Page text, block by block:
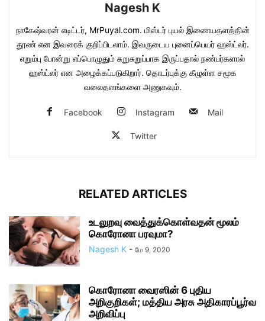
Nagesh K
நாகேஷ்வரன் எடிட்டர், MrPuyal.com. மிஸ்டர் புயல் இணையதளத்தின்
தூண் என இவரைக் குறிப்பிடலாம். இவருடைய புனைப்பெயர் ஹஸ்ட்லர்.
எறும்பு போன்று எப்பொழுதும் சுறுசுறுப்பாக இருப்பதால் நண்பர்களால்
ஹஸ்ட்லர் என அழைக்கப்படுகிறார். தொடர்புக்கு கீழுள்ள சமூக
வலைதளங்களை அணுகவும்.
Facebook Instagram Mail
Twitter
RELATED ARTICLES
உடலுறவு வைத்துக்கொள்வதன் மூலம்
கொரோனா பரவுமா?
Nagesh K - மே 9, 2020
கொரோனா வைரஸின் 6 புதிய
அறிகுறிகள்; மத்திய அரசு அதிகாரப்பூர்வ
அறிவிப்பு